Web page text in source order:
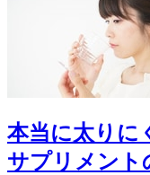
本当に太り
サプリメント